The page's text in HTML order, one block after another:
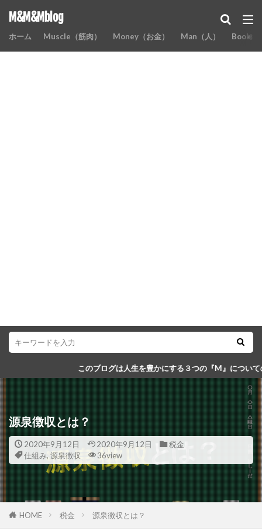
M&M&Mblog
ホーム Muscle（筋肉） Money（お金） Man（人） Books
このブログは人生を豊かにする３つの『M』についての知識などをま
源泉徴収とは？
2020年9月12日 2020年9月12日
税金
仕組み, 源泉徴収 36view
HOME 税金 源泉徴収とは？